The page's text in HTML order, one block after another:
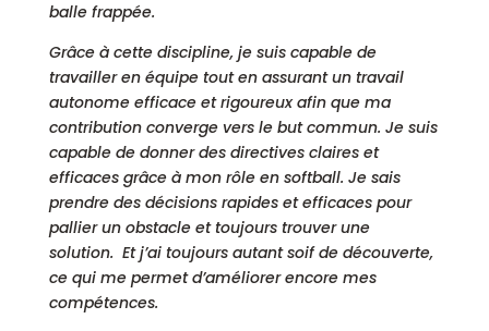
balle frappée.
Grâce à cette discipline, je suis capable de
travailler en équipe tout en assurant un travail
autonome efficace et rigoureux afin que ma
contribution converge vers le but commun. Je suis
capable de donner des directives claires et
efficaces grâce à mon rôle en softball. Je sais
prendre des décisions rapides et efficaces pour
pallier un obstacle et toujours trouver une
solution. Et j’ai toujours autant soif de découverte,
ce qui me permet d’améliorer encore mes
compétences.